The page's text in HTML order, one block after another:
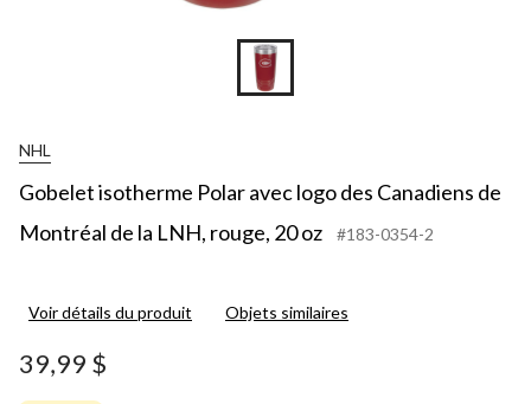
NHL
Gobelet isotherme Polar avec logo des Canadiens de
Montréal de la LNH, rouge, 20 oz
#183-0354-2
Voir détails du produit Objets similaires
39,99 $